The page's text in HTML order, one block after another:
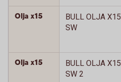
Olja x15
BULL OLJA X15
SW
Olja x15
BULL OLJA X15
SW 2